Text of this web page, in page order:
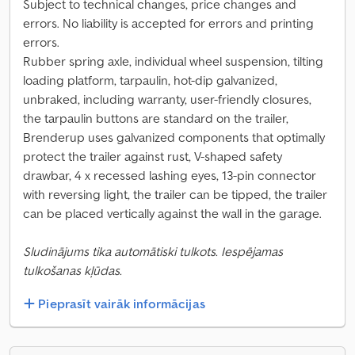
Subject to technical changes, price changes and
errors. No liability is accepted for errors and printing
errors.
Rubber spring axle, individual wheel suspension, tilting
loading platform, tarpaulin, hot-dip galvanized,
unbraked, including warranty, user-friendly closures,
the tarpaulin buttons are standard on the trailer,
Brenderup uses galvanized components that optimally
protect the trailer against rust, V-shaped safety
drawbar, 4 x recessed lashing eyes, 13-pin connector
with reversing light, the trailer can be tipped, the trailer
can be placed vertically against the wall in the garage.
Sludinājums tika automātiski tulkots. Iespējamas
tulkošanas kļūdas.
Pieprasīt vairāk informācijas